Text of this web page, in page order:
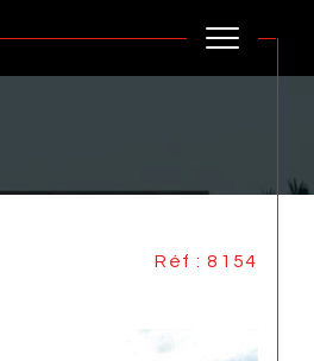
Réf : 8154